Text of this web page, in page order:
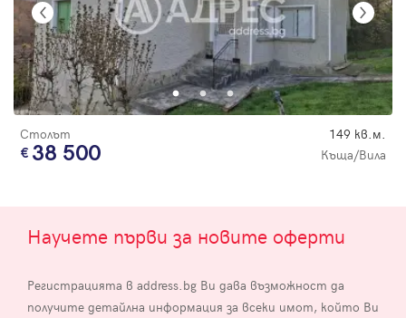
Столът 149 кв.м.
38 500 Къща/Вила
Научете първи за новите оферти
Регистрацията в address.bg Ви дава възможност да
получите детайлна информация за всеки имот, който Ви